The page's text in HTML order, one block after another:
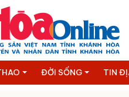
ĐỜI SỐNG TIN